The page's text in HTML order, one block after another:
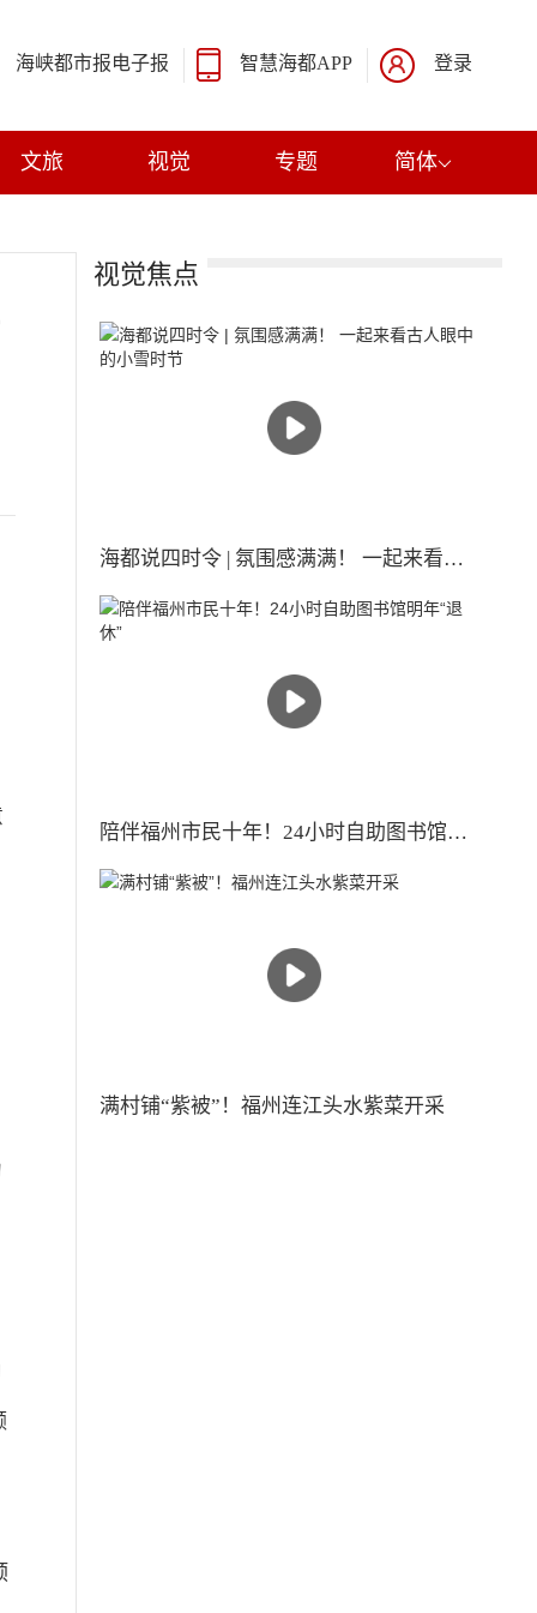
海峡都市报电子报 智慧海都APP 登录
文旅 视觉 专题 简体
视觉焦点
海都说四时令 | 氛围感满满！ 一起来看古人眼中的小雪时节
陪伴福州市民十年！24小时自助图书馆明年“退休”
满村铺“紫被”！福州连江头水紫菜开采